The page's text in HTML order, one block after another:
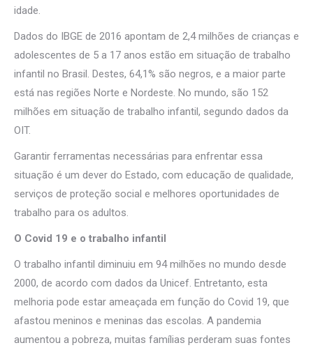
idade.
Dados do IBGE de 2016 apontam de 2,4 milhões de crianças e
adolescentes de 5 a 17 anos estão em situação de trabalho
infantil no Brasil. Destes, 64,1% são negros, e a maior parte
está nas regiões Norte e Nordeste. No mundo, são 152
milhões em situação de trabalho infantil, segundo dados da
OIT.
Garantir ferramentas necessárias para enfrentar essa
situação é um dever do Estado, com educação de qualidade,
serviços de proteção social e melhores oportunidades de
trabalho para os adultos.
O Covid 19 e o trabalho infantil
O trabalho infantil diminuiu em 94 milhões no mundo desde
2000, de acordo com dados da Unicef. Entretanto, esta
melhoria pode estar ameaçada em função do Covid 19, que
afastou meninos e meninas das escolas. A pandemia
aumentou a pobreza, muitas famílias perderam suas fontes